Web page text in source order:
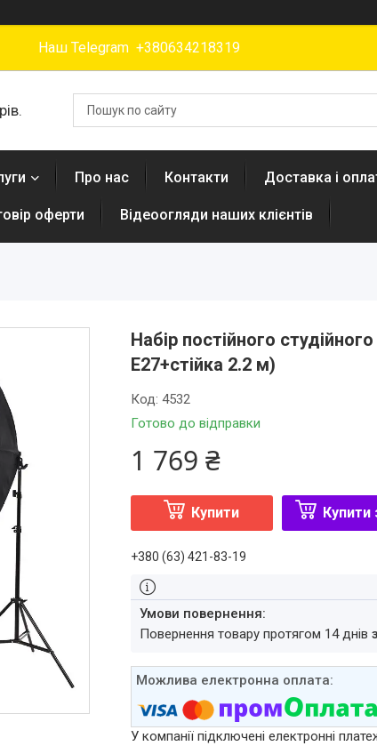
Наш Telegram +380634218319
Про нас Контакти Доставка і
оферти Відеоогляди наших клієнтів
Набір постійного
Е27+стійка 2.2 м)
Готово до відправки
Код: 4532
1 769 ₴
Купити Купити
+380 (63) 421-83-19
повернення товару протягом 14 днів
У компанії підключені електронні